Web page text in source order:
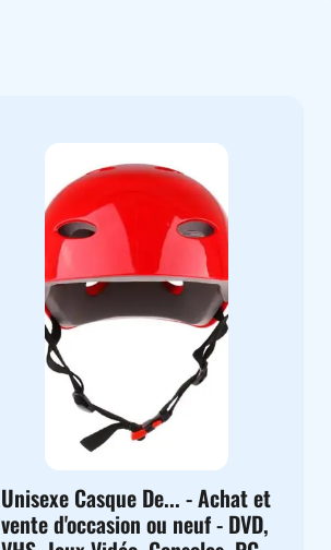
Unisexe Casque De... - Achat et
vente d'occasion ou neuf - DVD,